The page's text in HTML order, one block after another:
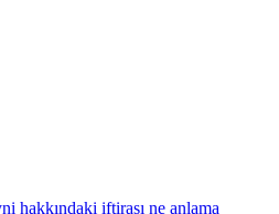
hakkındaki iftirası ne anlama